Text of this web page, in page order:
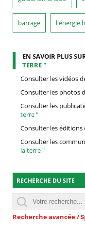
barrage l'énergie
EN SAVOIR PLUS
TERRE "
Consulter les vidéos
Consulter les photos
Consulter les
terre "
Consulter les
Consulter les
la terre "
RECHERCHE DU SITE
Recherche avancée /